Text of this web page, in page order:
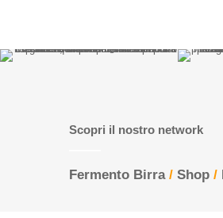
Scopri il nostro network
Fermento Birra/ Shop /